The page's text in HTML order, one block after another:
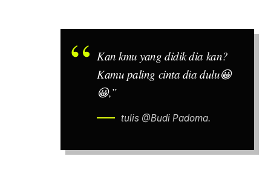
Kan kmu yang didik dia kan?
Kamu paling cinta dia dulu😀
😀,”
tulis @Budi Padoma.